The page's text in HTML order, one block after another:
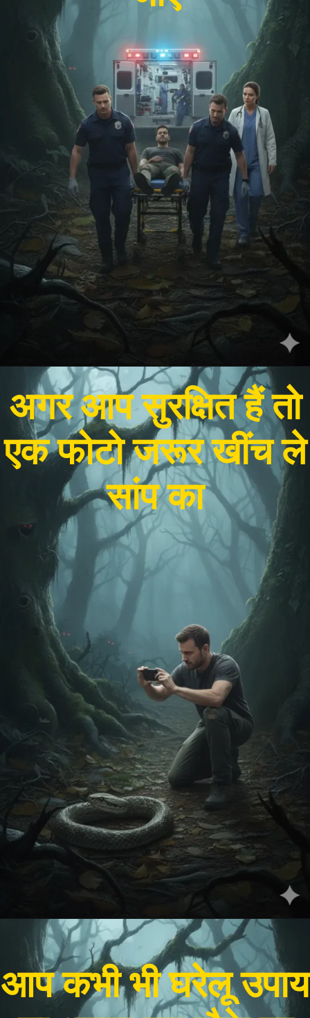
अगर आप सुरक्षित हैं तो
एक फोटो जरूर खींच ले
सांप का
आप कभी भी घरेलू उपाय